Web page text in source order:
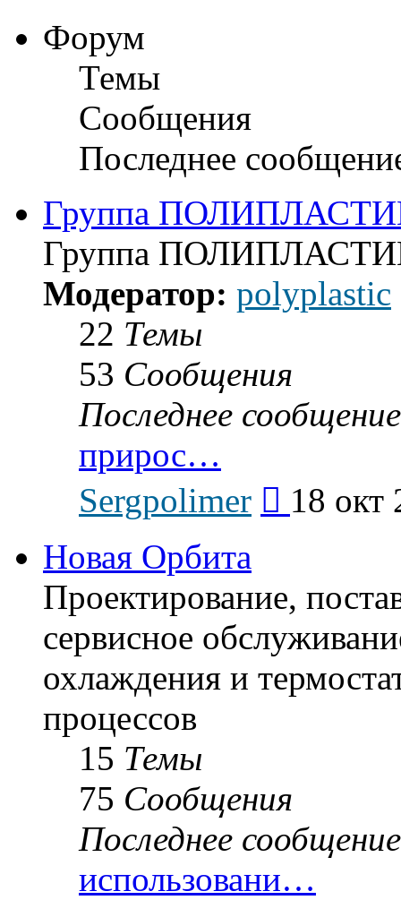
Форум
Темы
Сообщения
Последнее
Группа
Группа
Модератор: polyplastic
22 Темы
53 Сообщения
Последнее сообщение
прирос…
Sergpolimer
последнему
18 окт
Новая Орбита
Проектирование,
сервисное
охлаждения и
процессов
15 Темы
75 Сообщения
Последнее сообщение
использовани…